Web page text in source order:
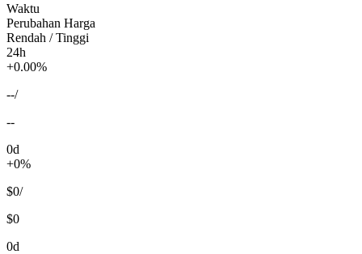
Waktu
Perubahan Harga
Rendah / Tinggi
24h
+0.00%
--/
--
0d
+0%
$0/
$0
0d